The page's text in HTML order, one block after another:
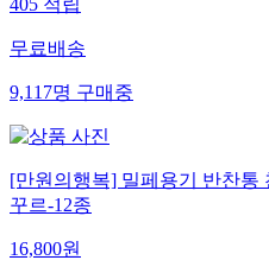
405적립
무료배송
9,117명구매중
[만원의행복] 밀페용기 반찬통
꾸르-12종
16,800원